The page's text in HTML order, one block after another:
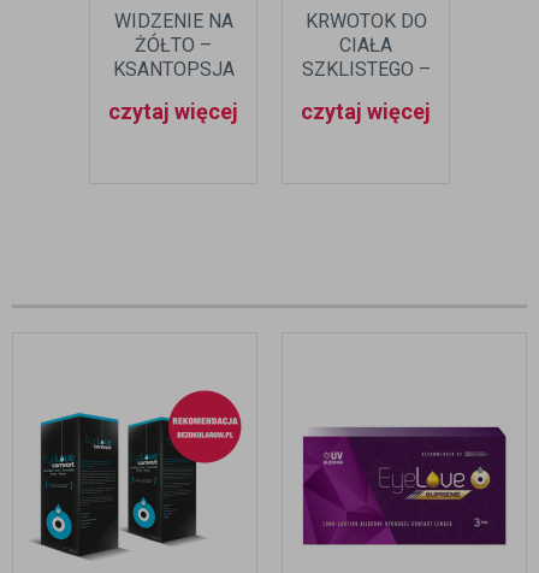
WIDZENIE NA
ŻÓŁTO –
KSANTOPSJA
czytaj więcej
KRWOTOK DO
CIAŁA
SZKLISTEGO –
OBJAWY I
czytaj więcej